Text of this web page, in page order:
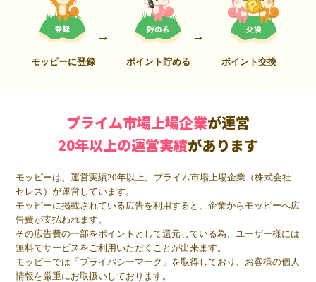
モッピーに登録 ポイント貯める ポイント交換
プライム市場上場企業が運営
20年以上の運営実績があります
モッピーは、運営実績20年以上。プライム市場上場企業（株式会社
セレス）が運営しています。
モッピーに掲載されている広告を利用すると、企業からモッピーへ広
告費が支払われます。
その広告費の一部をポイントとして還元している為、ユーザー様には
無料でサービスをご利用いただくことが出来ます。
モッピーでは「プライバシーマーク」を取得しており、お客様の個人
情報を厳重にお取扱いしております。